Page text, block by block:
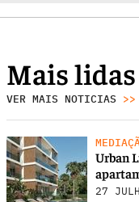
Mais lidas
VER MAIS NOTICIAS >>
Urban
27